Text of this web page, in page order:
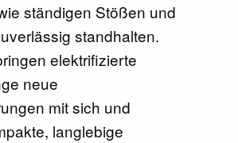
ständigen Stößen und
standhalten.
elektrifizierte
neue
mit sich und
langlebige